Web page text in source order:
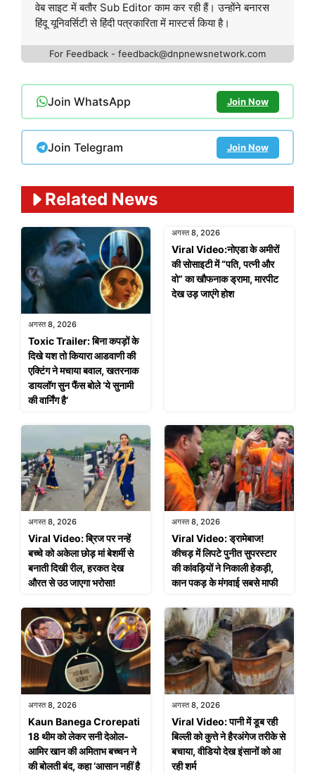
वेब साइट में बतौर Sub Editor काम कर रही हैं। उन्होंने बनारस
हिंदू यूनिवर्सिटी से हिंदी पत्रकारिता में मास्टर्स किया है।
For Feedback - feedback@dnpnewsnetwork.com
Join WhatsApp Join Now
Join Telegram Join Now
Related News
अगस्त 8, 2026
Toxic Trailer: बिना कपड़ों के
दिखे यश तो कियारा आडवाणी की
एक्टिंग ने मचाया बवाल, खतरनाक
डायलॉग सुन फैंस बोले ‘ये सुनामी
की वार्निंग है’
अगस्त 8, 2026
Viral Video:नोएडा के अमीरों
की सोसाइटी में “पति, पत्नी और
वो” का खौफनाक ड्रामा, मारपीट
देख उड़ जाएंगे होश
अगस्त 8, 2026
Viral Video: ब्रिज पर नन्हें
बच्चे को अकेला छोड़ मां बेशर्मी से
बनाती दिखी रील, हरकत देख
औरत से उठ जाएगा भरोसा!
अगस्त 8, 2026
Viral Video: ड्रामेबाज!
कीचड़ में लिपटे पुनीत सुपरस्टार
की कांवड़ियों ने निकाली हेकड़ी,
कान पकड़ के मंगवाई सबसे माफी
अगस्त 8, 2026
Kaun Banega Crorepati
18 थीम को लेकर सनी देओल-
आमिर खान की अमिताभ बच्चन ने
की बोलती बंद, कहा ‘आसान नहीं है
अगस्त 8, 2026
Viral Video: पानी में डूब रही
बिल्ली को कुत्ते ने हैरअंगेज तरीके से
बचाया, वीडियो देख इंसानों को आ
रही शर्म